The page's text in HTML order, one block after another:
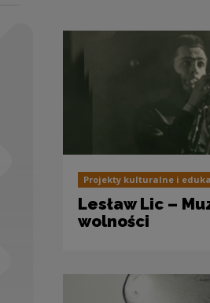
Projekty kulturalne i
Lesław Lic –
wolności